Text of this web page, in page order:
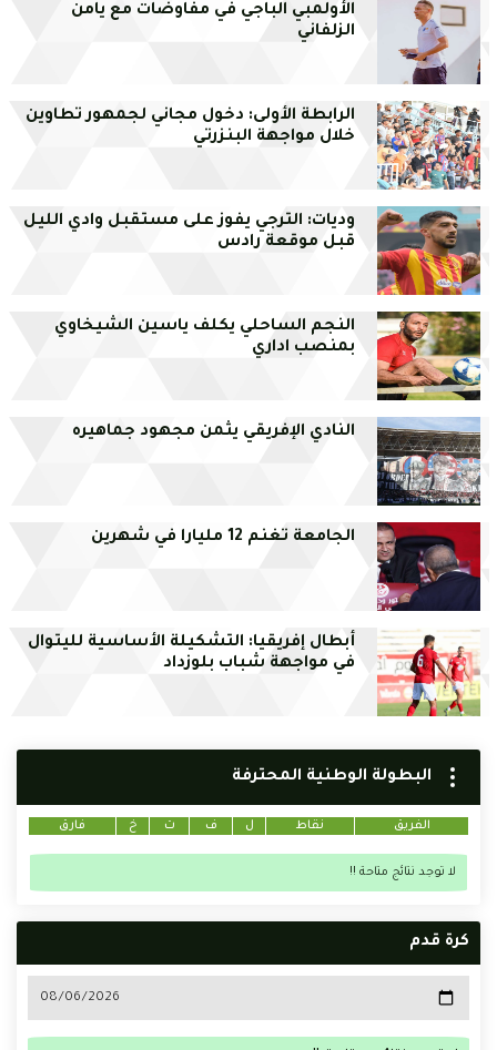
الأولمبي الباجي في مفاوضات مع يامن
الزلفاني
الرابطة الأولى: دخول مجاني لجمهور تطاوين
خلال مواجهة البنزرتي
وديات: الترجي يفوز على مستقبل وادي الليل
قبل موقعة رادس
النجم الساحلي يكلف ياسين الشيخاوي
بمنصب اداري
النادي الإفريقي يثمن مجهود جماهيره
الجامعة تغنم 12 مليارا في شهرين
أبطال إفريقيا: التشكيلة الأساسية لليتوال
في مواجهة شباب بلوزداد
البطولة الوطنية المحترفة
الفريق نقاط ل ف ت خ فارق
لا توجد نتائج متاحة !!
كرة قدم